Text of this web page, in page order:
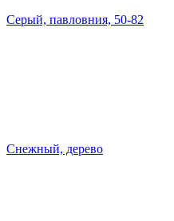
Серый, павловния, 50-82
Снежный, дерево